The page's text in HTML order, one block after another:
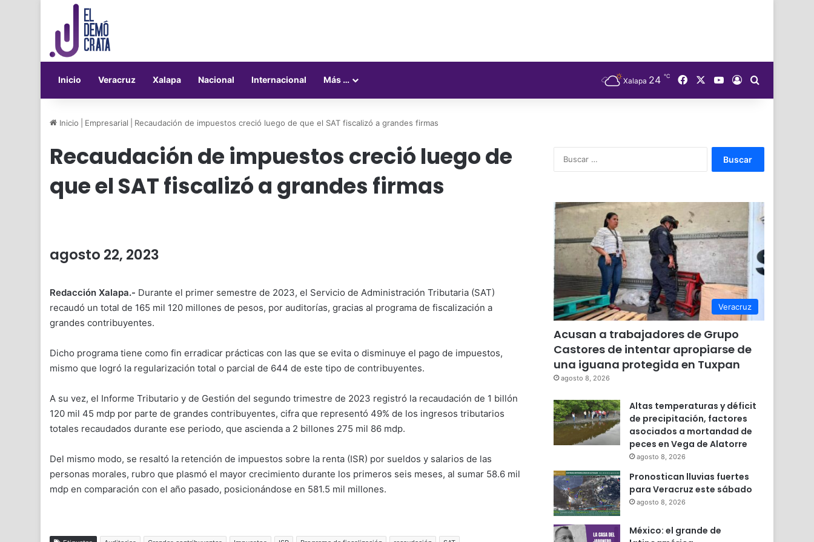
Inicio Veracruz Xalapa Nacional Internacional Más … Xalapa 24 ℃ FacebookYouTube
Acceso
Inicio Empresarial Recaudación de impuestos creció luego de que el SAT fiscalizó a grandes firmas
Recaudación de impuestos creció luego de
que el SAT fiscalizó a grandes firmas
agosto 22, 2023
Redacción Xalapa.- Durante el primer semestre de 2023, el Servicio de Administración Tributaria (SAT)
recaudó un total de 165 mil 120 millones de pesos, por auditorías, gracias al programa de fiscalización a
grandes contribuyentes.
Dicho programa tiene como fin erradicar prácticas con las que se evita o disminuye el pago de impuestos,
mismo que logró la regularización total o parcial de 644 de este tipo de contribuyentes.
A su vez, el Informe Tributario y de Gestión del segundo trimestre de 2023 registró la recaudación de 1 billón
120 mil 45 mdp por parte de grandes contribuyentes, cifra que representó 49% de los ingresos tributarios
totales recaudados durante ese periodo, que ascienda a 2 billones 275 mil 86 mdp.
Del mismo modo, se resaltó la retención de impuestos sobre la renta (ISR) por sueldos y salarios de las
personas morales, rubro que plasmó el mayor crecimiento durante los primeros seis meses, al sumar 58.6 mil
mdp en comparación con el año pasado, posicionándose en 581.5 mil millones.
Veracruz
Acusan a trabajadores de Grupo
Castores de intentar apropiarse de
una iguana protegida en Tuxpan
agosto 8, 2026
Altas temperaturas y déficit
de precipitación, factores
asociados a mortandad de
peces en Vega de Alatorre
agosto 8, 2026
Pronostican lluvias fuertes
para Veracruz este sábado
agosto 8, 2026
México: el grande de